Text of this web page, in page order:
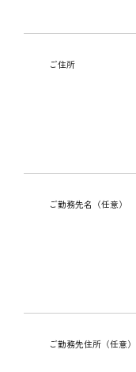
ご住所
ご勤務先名（任意）
ご勤務先住所（任意）